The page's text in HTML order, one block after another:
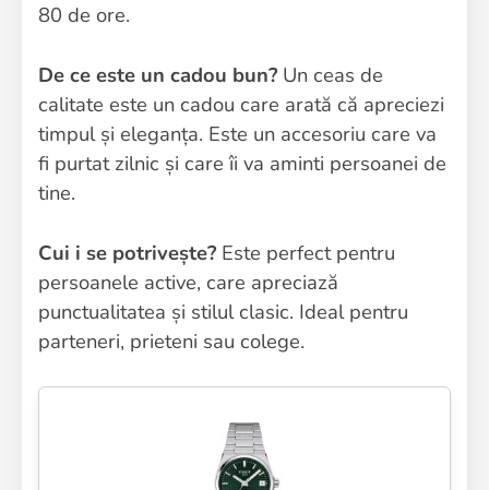
80 de ore.
De ce este un cadou bun? Un ceas de
calitate este un cadou care arată că apreciezi
timpul și eleganța. Este un accesoriu care va
fi purtat zilnic și care îi va aminti persoanei de
tine.
Cui i se potrivește? Este perfect pentru
persoanele active, care apreciază
punctualitatea și stilul clasic. Ideal pentru
parteneri, prieteni sau colege.